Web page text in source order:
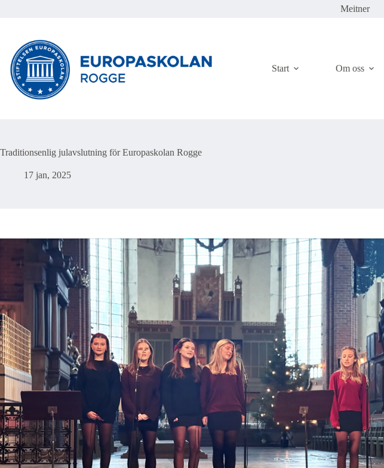
Meitner
Start Om oss
Traditionsenlig julavslutning för Europaskolan Rogge
17 jan, 2025